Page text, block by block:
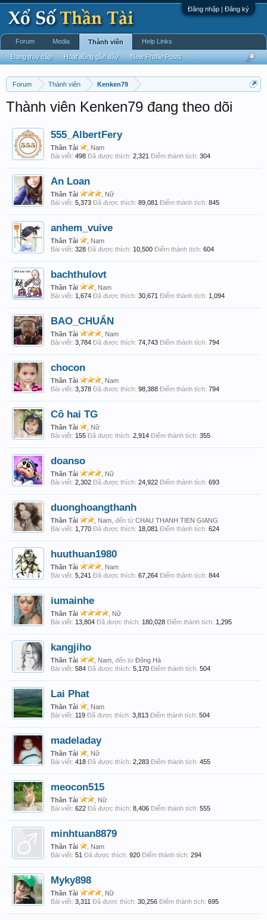
Đăng nhập | Đăng ký
Forum Thành viên Kenken79
Thành viên Kenken79 đang theo dõi
555_AlbertFery
Thần Tài
, Nam
Bài viết: 498 Đã được thích: 2,321 Điểm thành tích: 304
An Loan
Thần Tài
, Nữ
Bài viết: 5,373 Đã được thích: 89,081 Điểm thành tích: 845
anhem_vuive
Thần Tài
, Nam
Bài viết: 328 Đã được thích: 10,500 Điểm thành tích: 604
bachthulovt
Thần Tài
, Nam
Bài viết: 1,674 Đã được thích: 30,671 Điểm thành tích: 1,094
BAO_CHUẨN
Thần Tài
, Nam
Bài viết: 3,784 Đã được thích: 74,743 Điểm thành tích: 794
chocon
Thần Tài
, Nam
Bài viết: 3,378 Đã được thích: 98,388 Điểm thành tích: 794
Cô hai TG
Thần Tài
, Nữ
Bài viết: 155 Đã được thích: 2,914 Điểm thành tích: 355
doanso
Thần Tài
, Nữ
Bài viết: 2,302 Đã được thích: 24,922 Điểm thành tích: 693
duonghoangthanh
Thần Tài , Nam, đến từ CHAU THANH TIEN GIANG
Bài viết: 1,770 Đã được thích: 18,081 Điểm thành tích: 624
huuthuan1980
Thần Tài
, Nam
Bài viết: 5,241 Đã được thích: 67,264 Điểm thành tích: 844
iumainhe
Thần Tài
, Nữ
Bài viết: 13,804 Đã được thích: 180,028 Điểm thành tích: 1,295
kangjiho
Thần Tài , Nam, đến từ Đông Hà
Bài viết: 584 Đã được thích: 5,170 Điểm thành tích: 504
Lai Phat
Thần Tài
, Nam
Bài viết: 119 Đã được thích: 3,813 Điểm thành tích: 504
madeladay
Thần Tài
, Nữ
Bài viết: 418 Đã được thích: 2,283 Điểm thành tích: 455
meocon515
Thần Tài
, Nữ
Bài viết: 622 Đã được thích: 8,406 Điểm thành tích: 555
minhtuan8879
Thần Tài
, Nam
Bài viết: 51 Đã được thích: 920 Điểm thành tích: 294
Myky898
Thần Tài
, Nữ
Bài viết: 3,311 Đã được thích: 30,256 Điểm thành tích: 695
Forum Media Thành viên
Đang truy cập Hoạt động gần đây New Profile Posts
Help Links